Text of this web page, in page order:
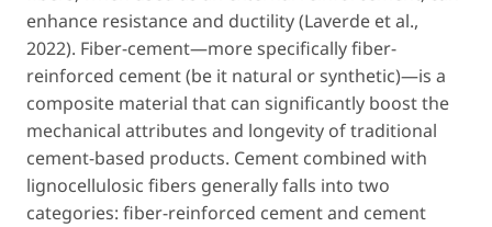
enhance resistance and ductility (Laverde et al.,
2022). Fiber-cement—more specifically fiber-
reinforced cement (be it natural or synthetic)—is a
composite material that can significantly boost the
mechanical attributes and longevity of traditional
cement-based products. Cement combined with
lignocellulosic fibers generally falls into two
categories: fiber-reinforced cementand cement